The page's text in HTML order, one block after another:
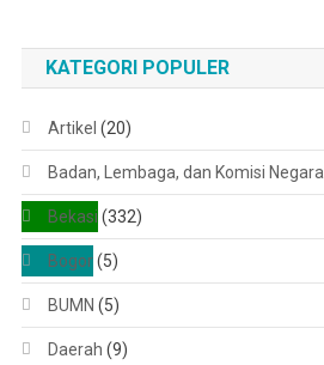
KATEGORI POPULER
Artikel (20)
Badan, Lembaga, dan Komisi Negara
Bekasi (332)
Bogor(5)
BUMN (5)
Daerah (9)